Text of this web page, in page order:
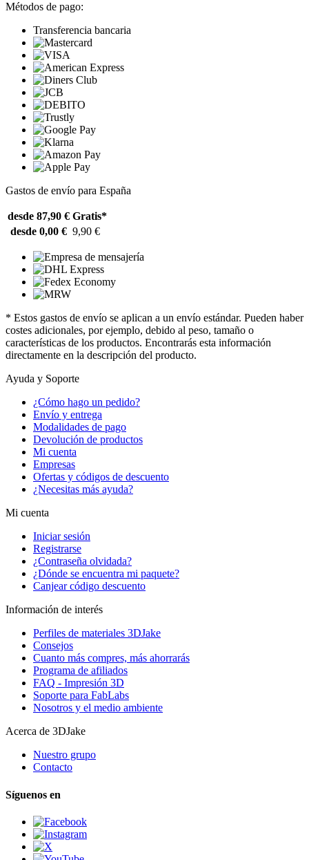
Métodos de pago:
Transferencia bancaria
Gastos de envío para España
desde 87,90 € Gratis*
desde 0,00 € 9,90 €
* Estos gastos de envío se aplican a un envío estándar. Pueden haber
costes adicionales, por ejemplo, debido al peso, tamaño o
características de los productos. Encontrarás esta información
directamente en la descripción del producto.
Ayuda y Soporte
¿Cómo hago un pedido?
Envío y entrega
Modalidades de pago
Devolución de productos
Mi cuenta
Empresas
Ofertas y códigos de descuento
¿Necesitas más ayuda?
Mi cuenta
Iniciar sesión
Registrarse
¿Contraseña olvidada?
¿Dónde se encuentra mi paquete?
Canjear código descuento
Información de interés
Perfiles de materiales 3DJake
Consejos
Cuanto más compres, más ahorrarás
Programa de afiliados
FAQ - Impresión 3D
Soporte para FabLabs
Nosotros y el medio ambiente
Acerca de 3DJake
Nuestro grupo
Contacto
Síguenos en